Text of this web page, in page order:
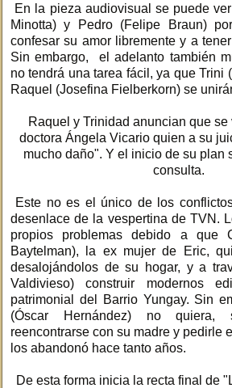
En la pieza audiovisual se puede
Minotta) y Pedro (Felipe Braun)
confesar su amor libremente y a
Sin embargo, el adelanto también
no tendrá una tarea fácil, ya que Trini
Raquel (Josefina Fielberkorn) se
Raquel y Trinidad anuncian que
doctora Ángela Vicario quien a su
mucho daño". Y el inicio de su plan
consulta.
Este no es el único de los
desenlace de la vespertina de TVN.
propios problemas debido a que
Baytelman), la ex mujer de Eric,
desalojándolos de su hogar, y a
Valdivieso) construir modernos
patrimonial del Barrio Yungay. Sin
(Óscar Hernández) no quiera,
reencontrarse con su madre y pedirle
los abandonó hace tanto años.
De esta forma inicia la recta final de